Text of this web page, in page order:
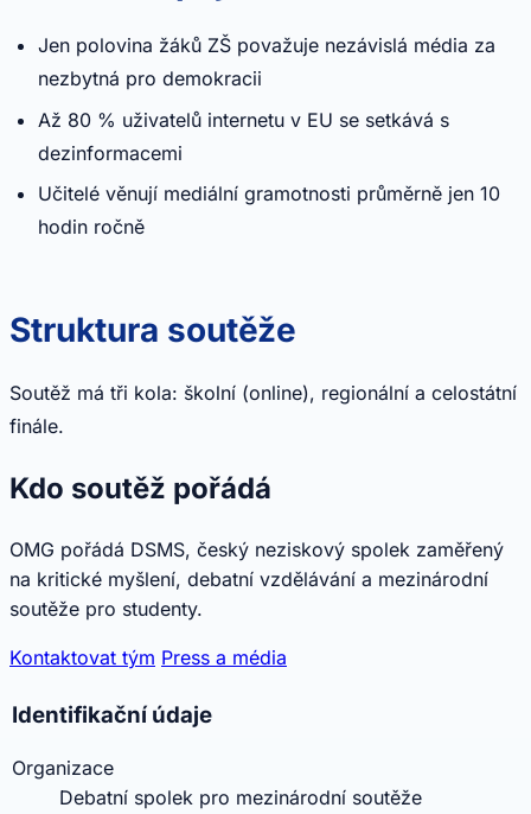
Jen polovina žáků ZŠ považuje nezávislá média za
nezbytná pro demokracii
Až 80 % uživatelů internetu v EU se setkává s
dezinformacemi
Učitelé věnují mediální gramotnosti průměrně jen 10
hodin ročně
Struktura soutěže
Soutěž má tři kola: školní (online), regionální a celostátní
finále.
Kdo soutěž pořádá
OMG pořádá DSMS, český neziskový spolek zaměřený
na kritické myšlení, debatní vzdělávání a mezinárodní
soutěže pro studenty.
Kontaktovat tým Press a média
Identifikační údaje
Organizace
Debatní spolek pro mezinárodní soutěže